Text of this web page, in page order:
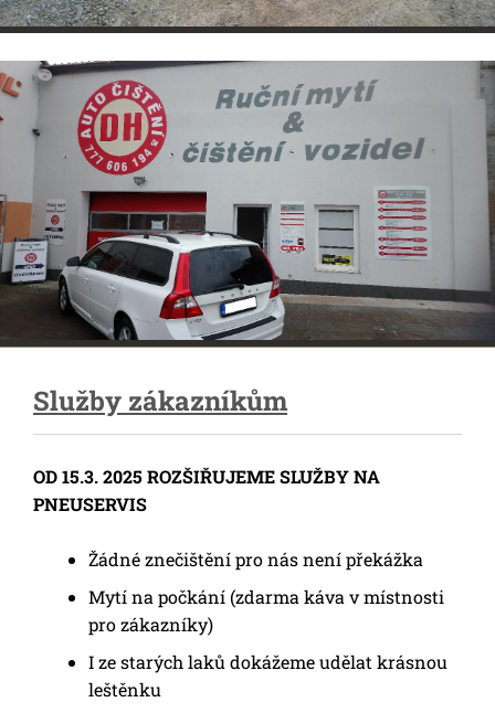
Služby zákazníkům
OD 15.3. 2025 ROZŠIŘUJEME SLUŽBY NA
PNEUSERVIS
Žádné znečištění pro nás není překážka
Mytí na počkání (zdarma káva v místnosti
pro zákazníky)
I ze starých laků dokážeme udělat krásnou
leštěnku